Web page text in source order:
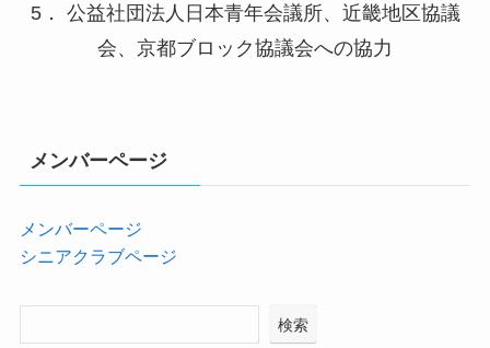
5． 公益社団法人日本青年会議所、近畿地区協議
会、京都ブロック協議会への協力
メンバーページ
メンバーページ
シニアクラブページ
検索